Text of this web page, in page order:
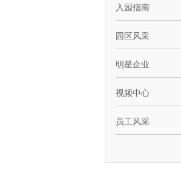
入园指南
园区风采
明星企业
视频中心
员工风采